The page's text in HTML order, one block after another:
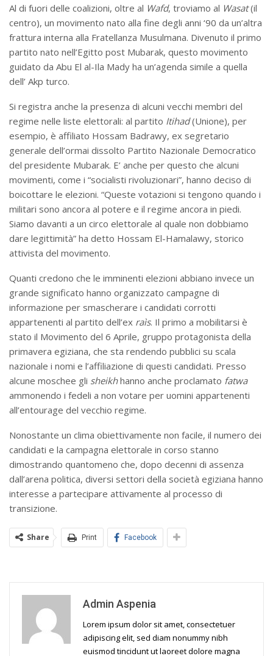
Al di fuori delle coalizioni, oltre al Wafd, troviamo al Wasat(il
centro), un movimento nato alla fine degli anni ‘90 da un’altra
frattura interna alla Fratellanza Musulmana. Divenuto il primo
partito nato nell’Egitto post Mubarak, questo movimento
guidato da Abu El al-Ila Mady ha un’agenda simile a quella
dell’ Akp turco.
Si registra anche la presenza di alcuni vecchi membri del
regime nelle liste elettorali: al partito Itihad(Unione), per
esempio, è affiliato Hossam Badrawy, ex segretario
generale dell’ormai dissolto Partito Nazionale Democratico
del presidente Mubarak. E’ anche per questo che alcuni
movimenti, come i “socialisti rivoluzionari”, hanno deciso di
boicottare le elezioni. “Queste votazioni si tengono quando i
militari sono ancora al potere e il regime ancora in piedi.
Siamo davanti a un circo elettorale al quale non dobbiamo
dare legittimità” ha detto Hossam El-Hamalawy, storico
attivista del movimento.
Quanti credono che le imminenti elezioni abbiano invece un
grande significato hanno organizzato campagne di
informazione per smascherare i candidati corrotti
appartenenti al partito dell’ex raìs. Il primo a mobilitarsi è
stato il Movimento del 6 Aprile, gruppo protagonista della
primavera egiziana, che sta rendendo pubblici su scala
nazionale i nomi e l’affiliazione di questi candidati. Presso
alcune moschee gli sheikhhanno anche proclamato fatwa
ammonendo i fedeli a non votare per uomini appartenenti
all’entourage del vecchio regime.
Nonostante un clima obiettivamente non facile, il numero dei
candidati e la campagna elettorale in corso stanno
dimostrando quantomeno che, dopo decenni di assenza
dall’arena politica, diversi settori della società egiziana hanno
interesse a partecipare attivamente al processo di
transizione.
Share Print Facebook
Admin Aspenia
Lorem ipsum dolor sit amet, consectetuer
adipiscing elit, sed diam nonummy nibh
euismod tincidunt ut laoreet dolore magna